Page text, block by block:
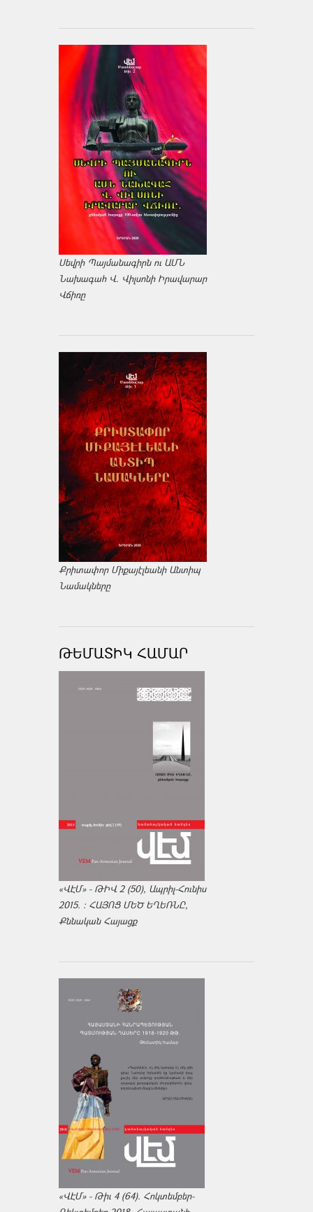
Սեվրի Պայմանագիրն ու ԱՄՆ
Նախագահ Վ. Վիլսոնի Իրավարար
Վճիռը
Քրիտափոր Միքայէլեանի Անտիպ
Նամակները
ԹԵՄԱՏԻԿ ՀԱՄԱՐ
«ՎԷՄ» - ԹԻՎ 2 (50), Ապրիլ-Հունիս
2015. : ՀԱՅՈՑ ՄԵԾ ԵՂԵՌՆԸ,
Քննական Հայացք
«ՎԷՄ» - Թիւ 4 (64). Հոկտեմբեր-